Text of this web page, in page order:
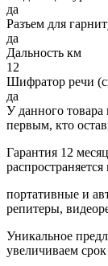
да
Разъем для
да
Дальность км
12
Шифратор речи
да
У данного товара
первым, кто
Гарантия 12
распространяется
портативные и
репитеры,
Уникальное
увеличиваем